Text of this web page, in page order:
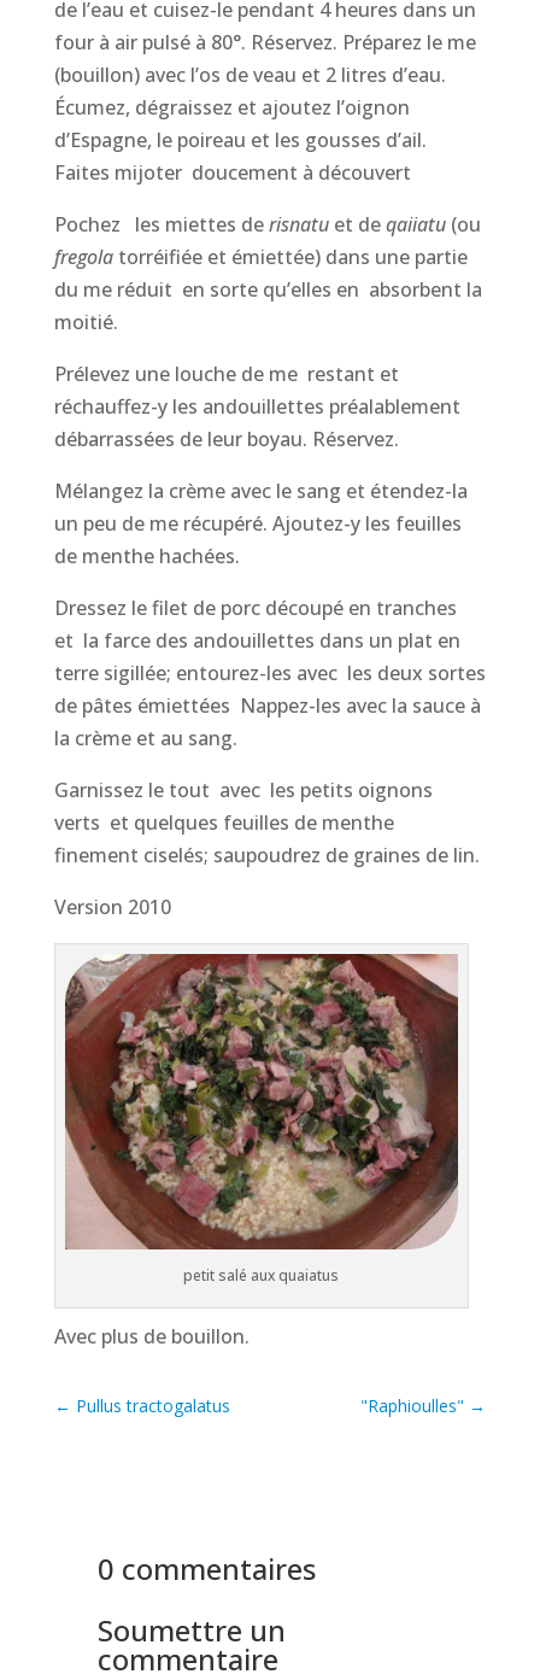
de l’eau et cuisez-le pendant 4 heures dans un
four à air pulsé à 80°. Réservez. Préparez le me
(bouillon) avec l’os de veau et 2 litres d’eau.
Écumez, dégraissez et ajoutez l’oignon
d’Espagne, le poireau et les gousses d’ail.
Faites mijoter doucement à découvert
Pochez les miettes derisnatuet deqaiiatu(ou
fregolatorréifiée et émiettée) dans une partie
du me réduit en sorte qu’elles en absorbent la
moitié.
Prélevez une louche de me restant et
réchauffez-y les andouillettes préalablement
débarrassées de leur boyau. Réservez.
Mélangez la crème avec le sang et étendez-la
un peu de me récupéré. Ajoutez-y les feuilles
de menthe hachées.
Dressez le filet de porc découpé en tranches
et la farce des andouillettes dans un plat en
terre sigillée; entourez-les avec les deux sortes
de pâtes émiettées Nappez-les avec la sauce à
la crème et au sang.
Garnissez le tout avec les petits oignons
verts et quelques feuilles de menthe
finement ciselés; saupoudrez de graines de lin.
Version 2010
petit salé aux quaiatus
Avec plus de bouillon.
← Pullus tractogalatus "Raphioulles" →
0 commentaires
Soumettre un
commentaire